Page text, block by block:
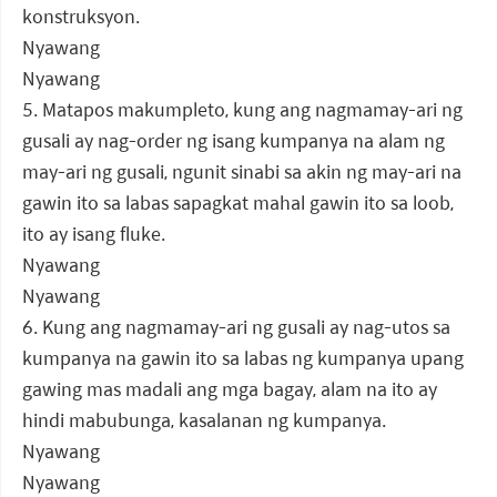
konstruksyon.
Nyawang
Nyawang
5. Matapos makumpleto, kung ang nagmamay-ari ng
gusali ay nag-order ng isang kumpanya na alam ng
may-ari ng gusali, ngunit sinabi sa akin ng may-ari na
gawin ito sa labas sapagkat mahal gawin ito sa loob,
ito ay isang fluke.
Nyawang
Nyawang
6. Kung ang nagmamay-ari ng gusali ay nag-utos sa
kumpanya na gawin ito sa labas ng kumpanya upang
gawing mas madali ang mga bagay, alam na ito ay
hindi mabubunga, kasalanan ng kumpanya.
Nyawang
Nyawang